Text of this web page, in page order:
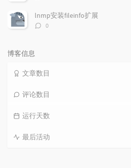
数：
lnmp安装fileinfo扩展
评
0
博客信息
文章数目
评论数目
运行天数
最后活动